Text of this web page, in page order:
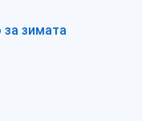
за зимата